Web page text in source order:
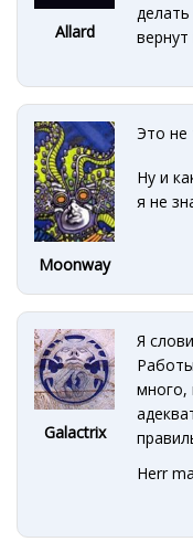
Allard
Moonway
Это не
Ну и
я не
Galactrix
Я
Herr